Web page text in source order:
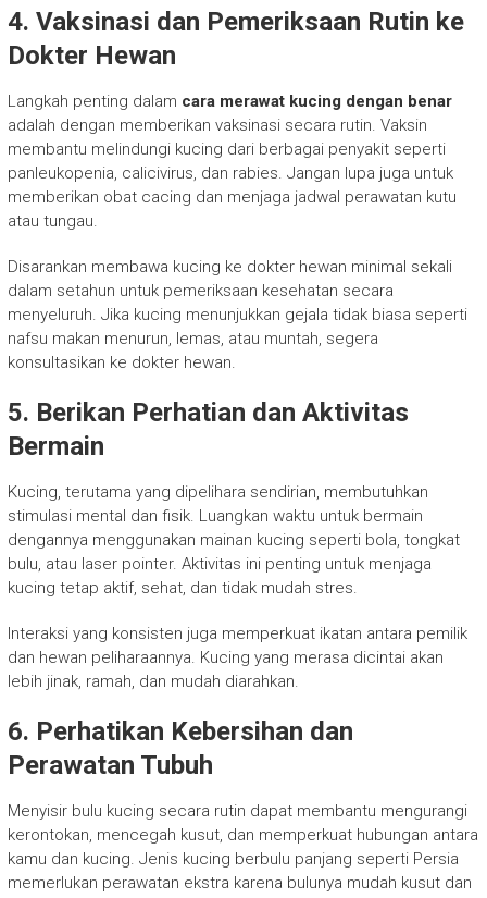
4. Vaksinasi dan Pemeriksaan Rutin ke
Dokter Hewan
Langkah penting dalam cara merawat kucing dengan benar
adalah dengan memberikan vaksinasi secara rutin. Vaksin
membantu melindungi kucing dari berbagai penyakit seperti
panleukopenia, calicivirus, dan rabies. Jangan lupa juga untuk
memberikan obat cacing dan menjaga jadwal perawatan kutu
atau tungau.
Disarankan membawa kucing ke dokter hewan minimal sekali
dalam setahun untuk pemeriksaan kesehatan secara
menyeluruh. Jika kucing menunjukkan gejala tidak biasa seperti
nafsu makan menurun, lemas, atau muntah, segera
konsultasikan ke dokter hewan.
5. Berikan Perhatian dan Aktivitas
Bermain
Kucing, terutama yang dipelihara sendirian, membutuhkan
stimulasi mental dan fisik. Luangkan waktu untuk bermain
dengannya menggunakan mainan kucing seperti bola, tongkat
bulu, atau laser pointer. Aktivitas ini penting untuk menjaga
kucing tetap aktif, sehat, dan tidak mudah stres.
Interaksi yang konsisten juga memperkuat ikatan antara pemilik
dan hewan peliharaannya. Kucing yang merasa dicintai akan
lebih jinak, ramah, dan mudah diarahkan.
6. Perhatikan Kebersihan dan
Perawatan Tubuh
Menyisir bulu kucing secara rutin dapat membantu mengurangi
kerontokan, mencegah kusut, dan memperkuat hubungan antara
kamu dan kucing. Jenis kucing berbulu panjang seperti Persia
memerlukan perawatan ekstra karena bulunya mudah kusut dan